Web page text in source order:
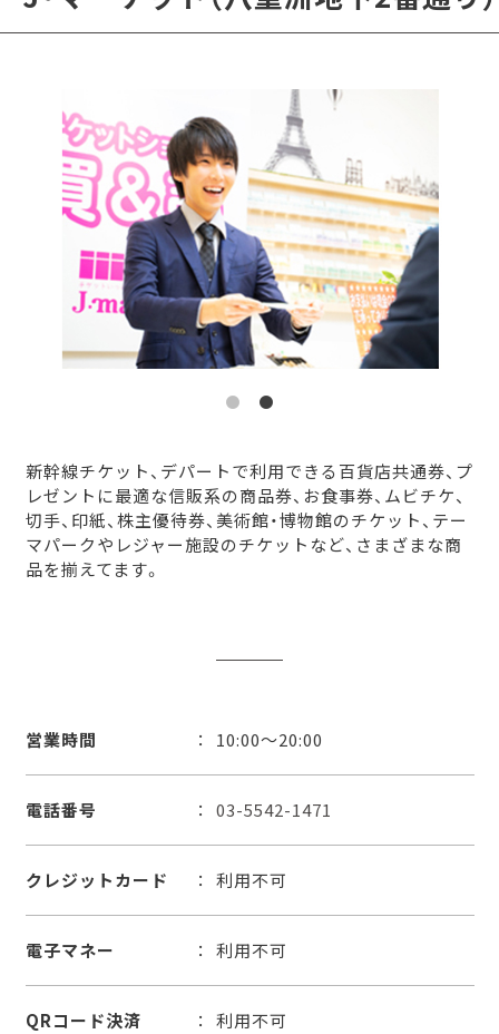
新幹線チケット、デパートで利用できる百貨店共通券、プ
レゼントに最適な信販系の商品券、お食事券、ムビチケ、
切手、印紙、株主優待券、美術館・博物館のチケット、テー
マパークやレジャー施設のチケットなど、さまざまな商
品を揃えてます。
営業時間 10:00～20:00
電話番号 03-5542-1471
クレジットカード 利用不可
電子マネー 利用不可
QRコード決済 利用不可